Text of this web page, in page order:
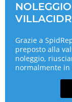
Grazie a
preposto alla
noleggio,
normalmente